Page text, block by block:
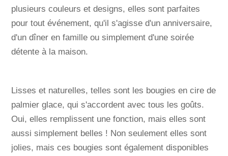
plusieurs couleurs et designs, elles sont parfaites
pour tout événement, qu'il s'agisse d'un anniversaire,
d'un dîner en famille ou simplement d'une soirée
détente à la maison.
Lisses et naturelles, telles sont les bougies en cire de
palmier glace, qui s'accordent avec tous les goûts.
Oui, elles remplissent une fonction, mais elles sont
aussi simplement belles ! Non seulement elles sont
jolies, mais ces bougies sont également disponibles